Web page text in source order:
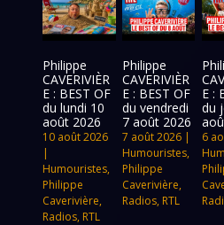
Philippe
CAVERIVIÈR
E : BEST OF
du lundi 10
août 2026
10 août 2026
|
Humouristes,
Philippe
Caverivière,
Radios, RTL
Philippe
CAVERIVIÈR
E : BEST OF
du vendredi
7 août 2026
7 août 2026|
Humouristes,
Philippe
Caverivière,
Radios, RTL
E :
du
6